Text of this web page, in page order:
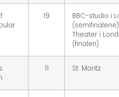
19
BBC-studio i
Theater i
(finalen)
11 St. Moritz